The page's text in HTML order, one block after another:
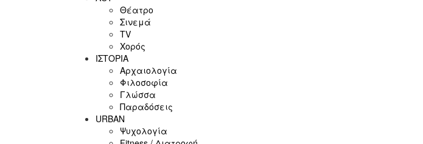
Θέατρο
Σινεμά
ΤV
Χορός
ΙΣΤΟΡΙΑ
Αρχαιολογία
Φιλοσοφία
Γλώσσα
Παραδόσεις
URBAN
Ψυχολογία